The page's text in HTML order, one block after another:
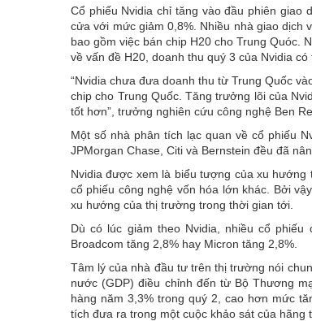
Cổ phiếu Nvidia chỉ tăng vào đầu phiên giao
cửa với mức giảm 0,8%. Nhiều nhà giao dịch
bao gồm việc bán chip H20 cho Trung Quóc.
về vấn đề H20, doanh thu quý 3 của Nvidia
“Nvidia chưa đưa doanh thu từ Trung Quốc
chip cho Trung Quốc. Tăng trưởng lõi của
tốt hơn”, trưởng nghiên cứu công nghệ Ben
Một số nhà phân tích lạc quan về cổ phiếu
JPMorgan Chase, Citi và Bernstein đều đã
Nvidia được xem là biểu tượng của xu
cổ phiếu công nghệ vốn hóa lớn khác. Bởi
xu hướng của thị trường trong thời gian tới.
Dù có lúc giảm theo Nvidia, nhiều cổ
Broadcom tăng 2,8% hay Micron tăng 2,8%.
Tâm lý của nhà đầu tư trên thị trường nói
nước (GDP) điều chỉnh đến từ Bộ Thương
hàng năm 3,3% trong quý 2, cao hơn mức
tích đưa ra trong một cuộc khảo sát của hãng